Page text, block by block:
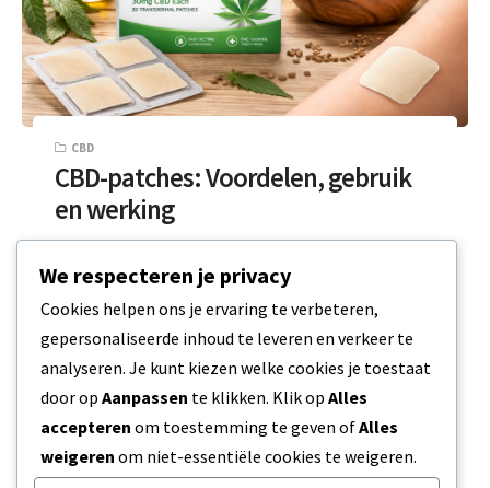
CBD
CBD-patches: Voordelen, gebruik
en werking
wellness-wereld. Ze bieden een andere manier
om cannabidiol te gebruiken zonder olie,…
5 MIN READ 12 FEBRUARI 2026
We respecteren je privacy
Cookies helpen ons je ervaring te verbeteren,
gepersonaliseerde inhoud te leveren en verkeer te
analyseren. Je kunt kiezen welke cookies je toestaat
door op Aanpassen te klikken. Klik op Alles
accepteren om toestemming te geven ofAlles
weigeren om niet-essentiële cookies te weigeren.